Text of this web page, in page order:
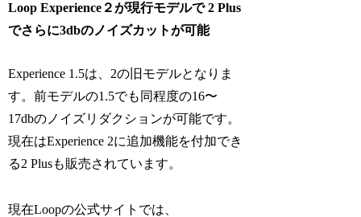
Loop Experience２が現行モデルで 2 Plus
でさらに3dbのノイズカットが可能
Experience 1.5は、2の旧モデルとなりま
す。前モデルの1.5でも同程度の16〜
17dbのノイズリダクションが可能です。
現在はExperience 2に追加機能を付加でき
る2 Plusも販売されています。
現在Loopの公式サイトでは、